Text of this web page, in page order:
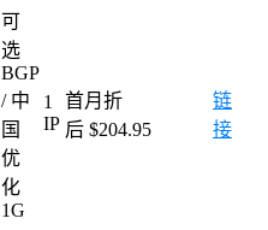
可
选
BGP
/ 中
国
优
化
1G
1
IP
首月折
后 $204.95
链
接